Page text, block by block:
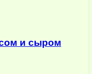
и сыром